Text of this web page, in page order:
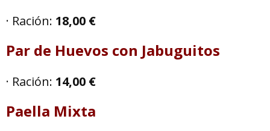
· Ración: 18,00 €
Par de Huevos con Jabuguitos
· Ración: 14,00 €
Paella Mixta